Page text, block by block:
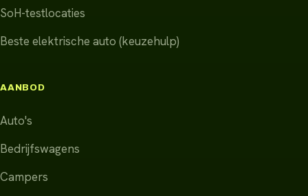
SoH-testlocaties
Beste elektrische auto (keuzehulp)
AANBOD
Auto's
Bedrijfswagens
Campers